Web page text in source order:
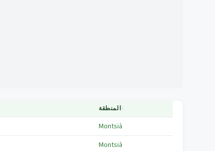
المنطقة↕
Montsià
Montsià